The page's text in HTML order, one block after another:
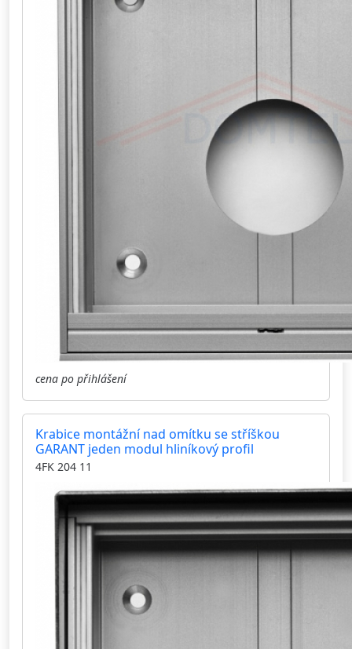
cena po přihlášení
Krabice montážní nad omítku se stříškou
GARANT jeden modul hliníkový profil
4FK 204 11